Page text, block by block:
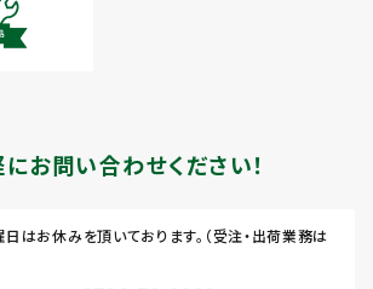
お問い合わせください！
日はお休みを頂いております。（受注・出荷業務は